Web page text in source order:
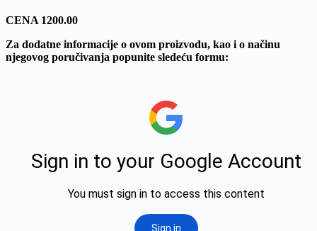
CENA 1200.00
Za dodatne informacije o ovom proizvodu, kao i o načinu
njegovog poručivanja popunite sledeću formu: